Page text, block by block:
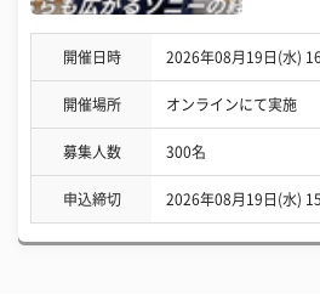
開催日時 2026年08月19日(水)
開催場所 オンラインにて実施
募集人数 300名
申込締切 2026年08月19日(水)